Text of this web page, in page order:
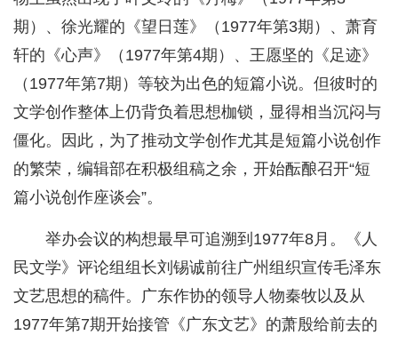
期）、徐光耀的《望日莲》（1977年第3期）、萧育
轩的《心声》（1977年第4期）、王愿坚的《足迹》
（1977年第7期）等较为出色的短篇小说。但彼时的
文学创作整体上仍背负着思想枷锁，显得相当沉闷与
僵化。因此，为了推动文学创作尤其是短篇小说创作
的繁荣，编辑部在积极组稿之余，开始酝酿召开“短
篇小说创作座谈会”。
举办会议的构想最早可追溯到1977年8月。《人
民文学》评论组组长刘锡诚前往广州组织宣传毛泽东
文艺思想的稿件。广东作协的领导人物秦牧以及从
1977年第7期开始接管《广东文艺》的萧殷给前去的